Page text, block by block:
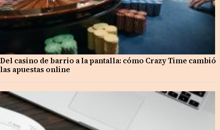
Del casino de barrio a la pantalla: cómo Crazy Time cambió
las apuestas online